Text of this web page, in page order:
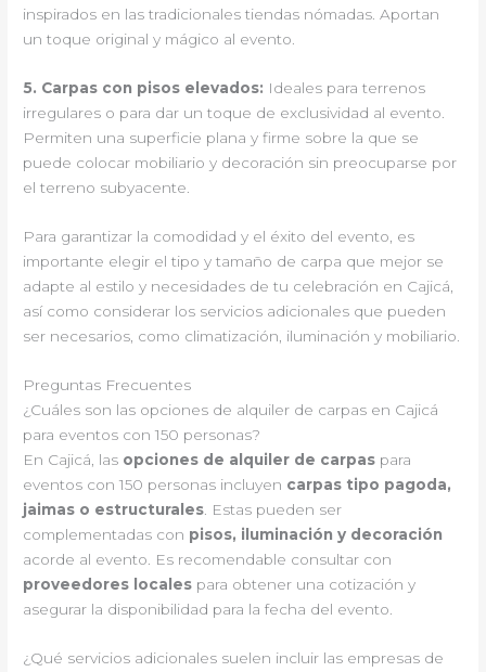
inspirados en las tradicionales tiendas nómadas. Aportan
un toque original y mágico al evento.
5. Carpas con pisos elevados: Ideales para terrenos
irregulares o para dar un toque de exclusividad al evento.
Permiten una superficie plana y firme sobre la que se
puede colocar mobiliario y decoración sin preocuparse por
el terreno subyacente.
Para garantizar la comodidad y el éxito del evento, es
importante elegir el tipo y tamaño de carpa que mejor se
adapte al estilo y necesidades de tu celebración en Cajicá,
así como considerar los servicios adicionales que pueden
ser necesarios, como climatización, iluminación y mobiliario.
Preguntas Frecuentes
¿Cuáles son las opciones de alquiler de carpas en Cajicá
para eventos con 150 personas?
En Cajicá, las opciones de alquiler de carpas para
eventos con 150 personas incluyen carpas tipo pagoda,
jaimas o estructurales . Estas pueden ser
complementadas con pisos, iluminación y decoración
acorde al evento. Es recomendable consultar con
proveedores locales para obtener una cotización y
asegurar la disponibilidad para la fecha del evento.
¿Qué servicios adicionales suelen incluir las empresas de